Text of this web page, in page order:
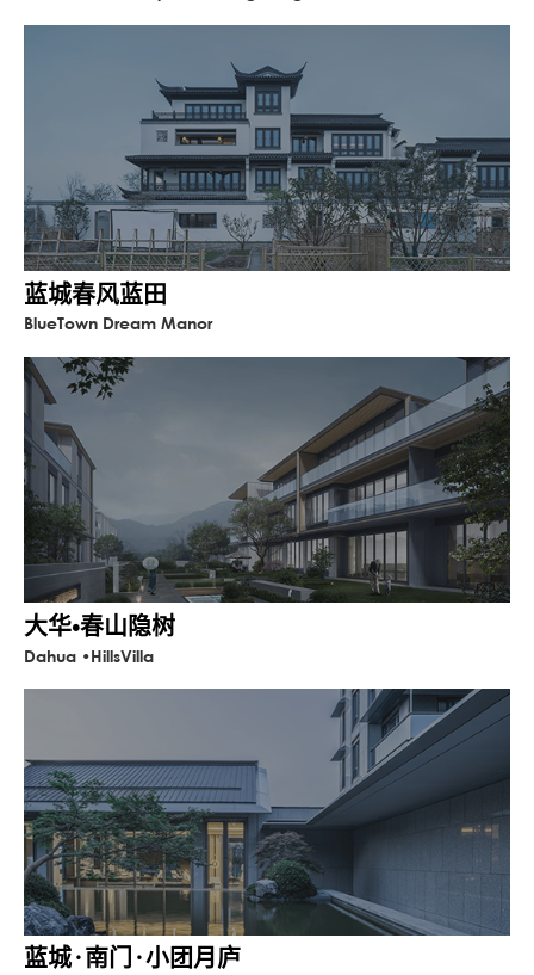
蓝城春风蓝田
BlueTown Dream Manor
大华•春山隐树
Dahua •HillsVilla
蓝城·南门·小团月庐